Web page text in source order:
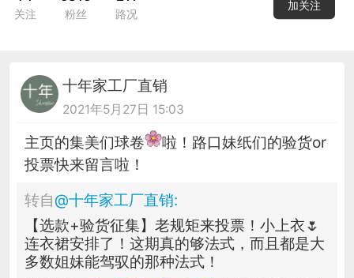
关注 粉丝 路况
加关注
十年家工厂直销
2021年5月27日 15:03
主页的集美们球卷
啦！路口妹纸们的验货or
投票快来留言啦！
转自@十年家工厂直销:
【选款+验货征集】老规矩来投票！小上衣🌷
连衣裙安排了！这期真的够法式，而且都是大
多数姐妹能驾驭的那种法式！